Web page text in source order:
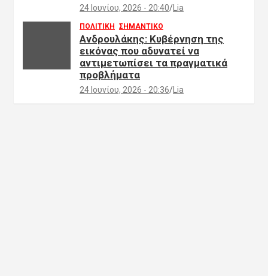
24 Ιουνίου, 2026 - 20:40 Lia
ΠΟΛΙΤΙΚΗ ΣΗΜΑΝΤΙΚΟ
Ανδρουλάκης: Κυβέρνηση της
εικόνας που αδυνατεί να
αντιμετωπίσει τα πραγματικά
προβλήματα
24 Ιουνίου, 2026 - 20:36 Lia